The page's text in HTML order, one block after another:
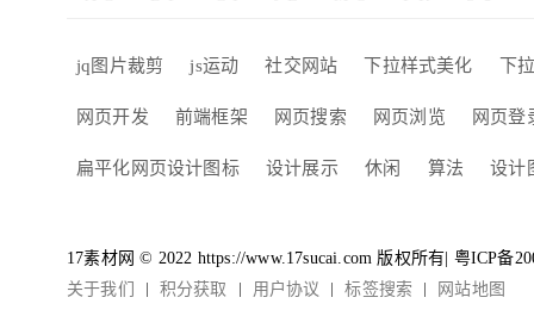
jq图片裁剪 js运动 社交网站 下拉样式美化 下
网页开发 前端框架 网页搜索 网页浏览 网页登
扁平化网页设计图标 设计展示 休闲 算法 设计
17素材网 © 2022 https://www.17sucai.com 版权所有| 粤ICP备
关于我们
积分获取 用户协议 标签搜索 网站地图